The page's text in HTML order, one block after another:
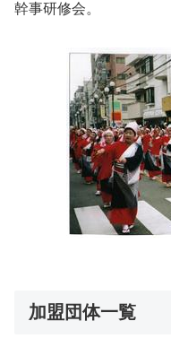
幹事研修会。
加盟団体一覧